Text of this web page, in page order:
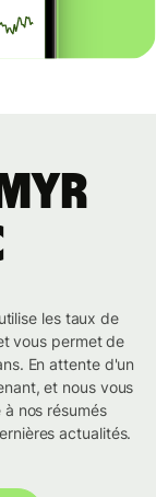
les taux de
vous permet de
En attente d'un
et nous vous
nos résumés
actualités.